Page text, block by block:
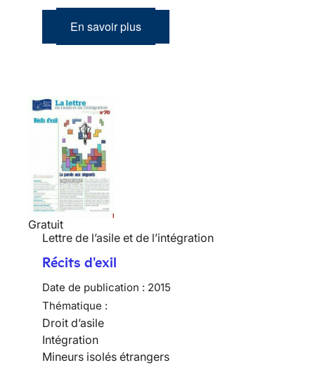
En savoir plus
Gratuit
Lettre de l’asile et de l’intégration
Récits d'exil
Date de publication : 2015
Thématique :
Droit d’asile
Intégration
Mineurs isolés étrangers